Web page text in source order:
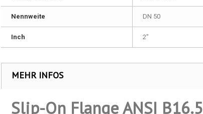
Nennweite DN 50
Inch 2"
MEHR INFOS
Slip-On Flange ANSI B16.5